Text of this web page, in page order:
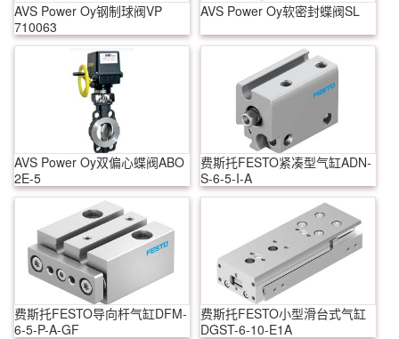
AVS Power Oy钢制球阀VP
710063
AVS Power Oy软密封蝶阀SL
AVS Power Oy双偏心蝶阀ABO
2E-5
费斯托FESTO紧凑型气缸ADN-
S-6-5-I-A
费斯托FESTO导向杆气缸DFM-
6-5-P-A-GF
费斯托FESTO小型滑台式气缸
DGST-6-10-E1A